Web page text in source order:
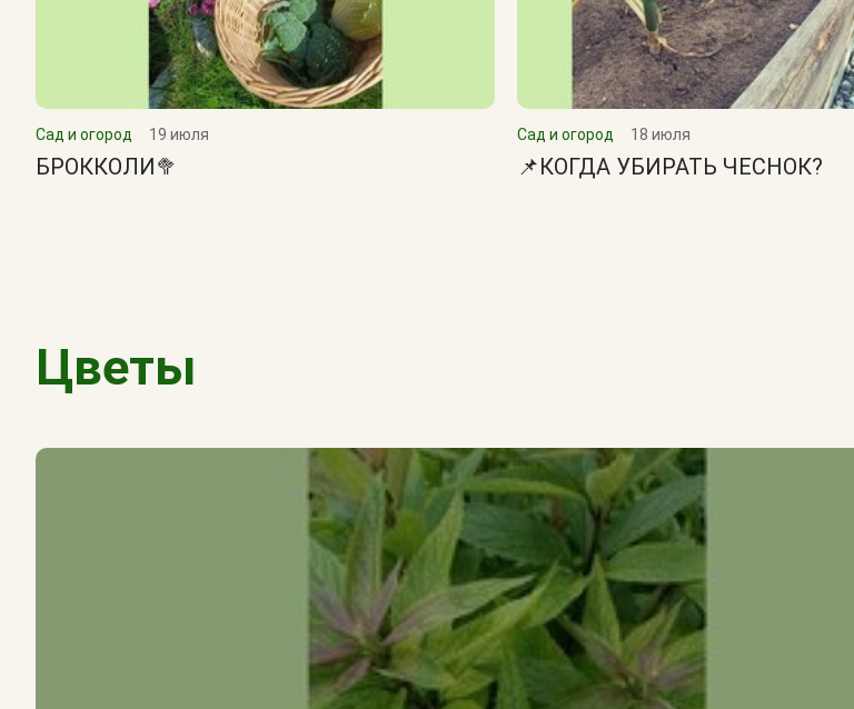
Сад и огород 19 июля
БРОККОЛИ🥦
Сад и огород 18 июля
📌КОГДА УБИРАТЬ ЧЕСНОК?
Цветы